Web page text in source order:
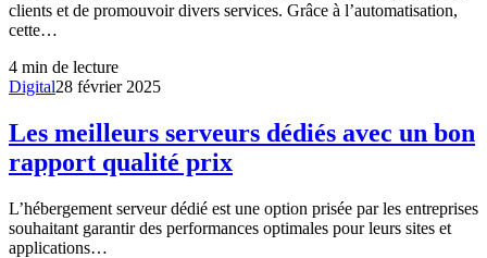
clients et de promouvoir divers services. Grâce à l’automatisation,
cette…
4 min de lecture
Digital28 février 2025
Les meilleurs serveurs dédiés avec un bon
rapport qualité prix
L’hébergement serveur dédié est une option prisée par les entreprises
souhaitant garantir des performances optimales pour leurs sites et
applications…